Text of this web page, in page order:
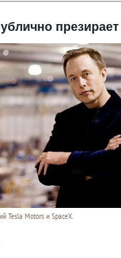
презирает
Tesla Motors и SpaceX.